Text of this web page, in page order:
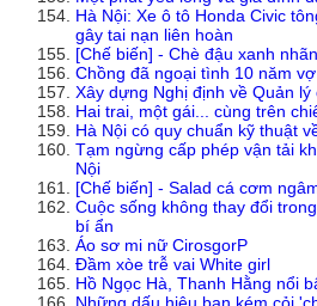
Hà Nội: Xe ô tô Honda Civic
gây tai nạn liên hoàn
[Chế biến] - Chè đậu xanh nhãn
Chồng đã ngoại tình 10 năm
Xây dựng Nghị định về Quản lý
Hai trai, một gái... cùng trên
Hà Nội có quy chuẩn kỹ thuật
Tạm ngừng cấp phép vận tải
Nội
[Chế biến] - Salad cá cơm
Cuộc sống không thay đổi
bí ẩn
Áo sơ mi nữ CirosgorP
Đầm xòe trễ vai White girl
Hồ Ngọc Hà, Thanh Hằng nổi